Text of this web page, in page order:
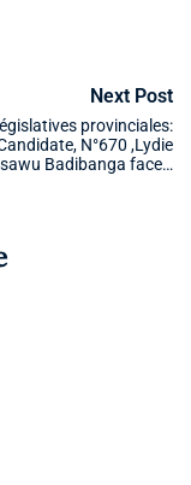
Next Post
provinciales:
N°670 ,Lydie
Badibanga face…